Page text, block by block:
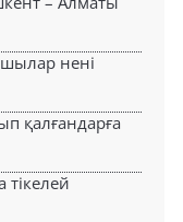
нені
қалғандарға